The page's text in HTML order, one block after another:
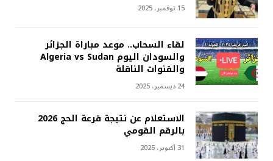
15 نوفمبر، 2025
لقاء السحاب.. موعد مباراة الجزائر
والسودان اليوم Algeria vs Sudan
والقنوات الناقلة
24 ديسمبر، 2025
الاستعلام عن نتيجة قرعة الحج 2026
بالرقم القومي
31 أكتوبر، 2025